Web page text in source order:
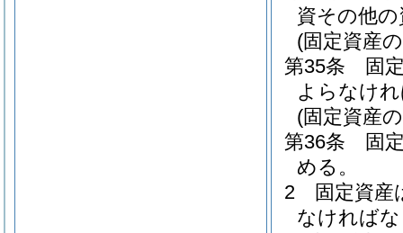
資その他
(固定資産
第35条
固
よらなけ
(固定資産
第36条
固
める。
2
固定資
なければ